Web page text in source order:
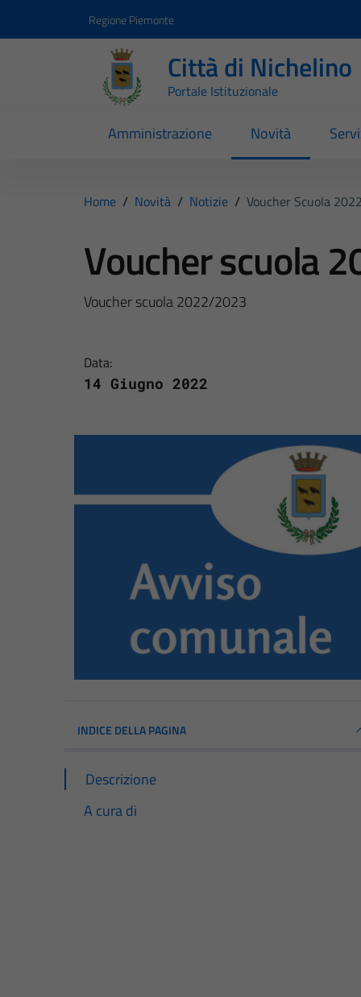
Regione Piemonte
Città di Nichelino
Portale Istituzionale
Amministrazione Novità
Home / Novità / Notizie / Voucher Scuola
Voucher scuola
Voucher scuola 2022/2023
Data:
14 Giugno 2022
INDICE DELLA PAGINA
Descrizione
A cura di